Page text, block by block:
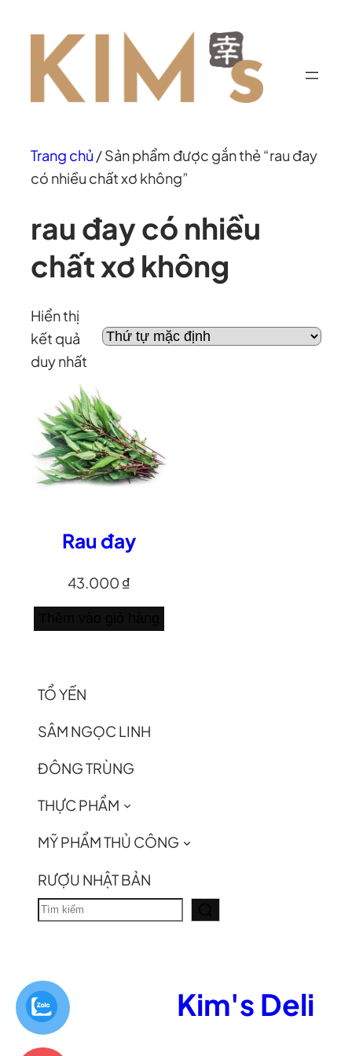
đến
dung
Trang chủ / Sản phẩm được gắn thẻ “rau đay
có nhiều chất xơ không”
rau đay có nhiều
chất xơ không
Hiển thị
kết quả
duy nhất
Rau đay
43.000 ₫
TỔ YẾN
SÂM NGỌC LINH
ĐÔNG TRÙNG
THỰC PHẨM
MỸ PHẨM THỦ CÔNG
RƯỢU NHẬT BẢN
T
k
i
ế
m
Kim's Deli